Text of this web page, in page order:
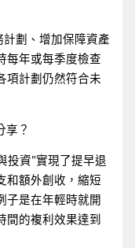
劃、增加保障資產
每年或每季度檢查
項計劃仍然符合未
享？
投資”實現了提早退
和額外創收，縮短
子是在年輕時就開
間的複利效果達到